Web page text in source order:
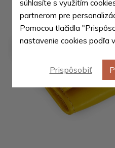
súhlasíte s využitím
partnerom pre
Pomocou tlačidla
nastavenie cookies podľa
Prispôsobiť